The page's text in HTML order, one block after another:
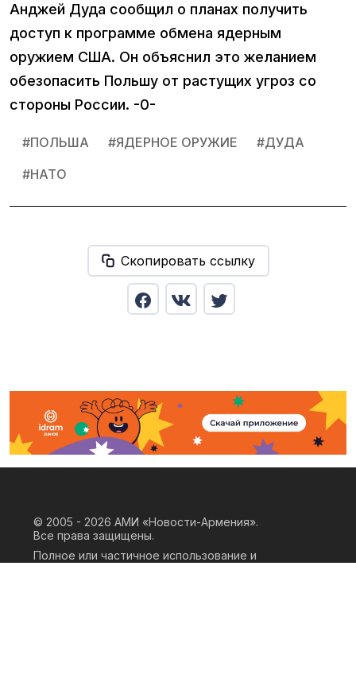
Анджей Дуда сообщил о планах получить
доступ к программе обмена ядерным
оружием США. Он объяснил это желанием
обезопасить Польшу от растущих угроз со
стороны России. -0-
#ПОЛЬША #ЯДЕРНОЕ ОРУЖИЕ #ДУДА
#НАТО
Скопировать ссылку
© 2005 - 2026 АМИ «Новости-Армения».
Все права защищены.
Полное или частичное использование и